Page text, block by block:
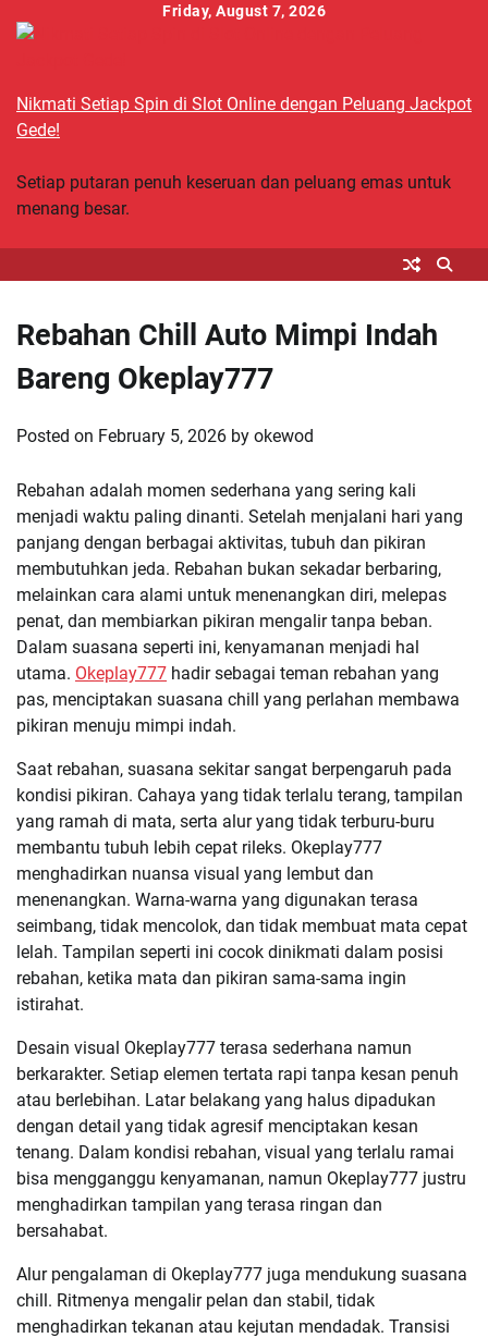
Friday, August 7, 2026
Nikmati Setiap Spin di Slot Online dengan Peluang Jackpot
Gede!
Setiap putaran penuh keseruan dan peluang emas untuk
menang besar.
Rebahan Chill Auto Mimpi Indah
Bareng Okeplay777
Posted on February 5, 2026 by okewod
Rebahan adalah momen sederhana yang sering kali
menjadi waktu paling dinanti. Setelah menjalani hari yang
panjang dengan berbagai aktivitas, tubuh dan pikiran
membutuhkan jeda. Rebahan bukan sekadar berbaring,
melainkan cara alami untuk menenangkan diri, melepas
penat, dan membiarkan pikiran mengalir tanpa beban.
Dalam suasana seperti ini, kenyamanan menjadi hal
utama. Okeplay777 hadir sebagai teman rebahan yang
pas, menciptakan suasana chill yang perlahan membawa
pikiran menuju mimpi indah.
Saat rebahan, suasana sekitar sangat berpengaruh pada
kondisi pikiran. Cahaya yang tidak terlalu terang, tampilan
yang ramah di mata, serta alur yang tidak terburu-buru
membantu tubuh lebih cepat rileks. Okeplay777
menghadirkan nuansa visual yang lembut dan
menenangkan. Warna-warna yang digunakan terasa
seimbang, tidak mencolok, dan tidak membuat mata cepat
lelah. Tampilan seperti ini cocok dinikmati dalam posisi
rebahan, ketika mata dan pikiran sama-sama ingin
istirahat.
Desain visual Okeplay777 terasa sederhana namun
berkarakter. Setiap elemen tertata rapi tanpa kesan penuh
atau berlebihan. Latar belakang yang halus dipadukan
dengan detail yang tidak agresif menciptakan kesan
tenang. Dalam kondisi rebahan, visual yang terlalu ramai
bisa mengganggu kenyamanan, namun Okeplay777 justru
menghadirkan tampilan yang terasa ringan dan
bersahabat.
Alur pengalaman di Okeplay777 juga mendukung suasana
chill. Ritmenya mengalir pelan dan stabil, tidak
menghadirkan tekanan atau kejutan mendadak. Transisi